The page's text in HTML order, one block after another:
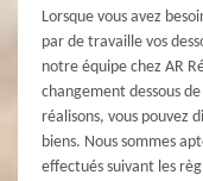
Lorsque vous avez
par de travaille vos
notre équipe chez AR
changement dessous
réalisons, vous pouvez
biens. Nous sommes
effectués suivant les